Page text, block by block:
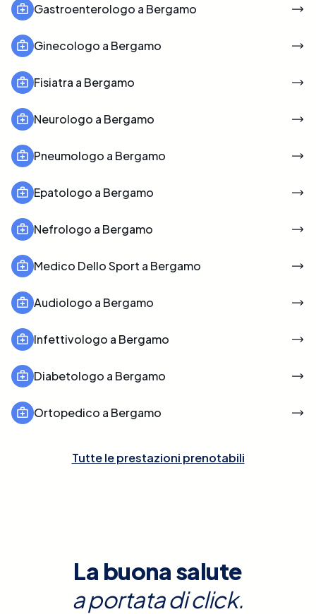
Gastroenterologo a Bergamo
Ginecologo a Bergamo
Fisiatra a Bergamo
Neurologo a Bergamo
Pneumologo a Bergamo
Epatologo a Bergamo
Nefrologo a Bergamo
Medico Dello Sport a Bergamo
Audiologo a Bergamo
Infettivologo a Bergamo
Diabetologo a Bergamo
Ortopedico a Bergamo
Tutte le prestazioni prenotabili
La buona salute
a portata di click.